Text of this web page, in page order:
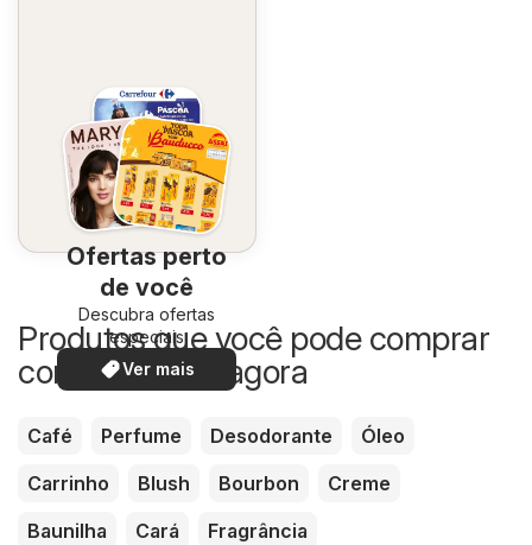
Ofertas perto
de você
Descubra ofertas
especiais
Ver mais
Produtos que você pode comprar
com desconto agora
Café Perfume Desodorante
Óleo
Carrinho
Blush Bourbon
Creme
Baunilha
Cará Fragrância